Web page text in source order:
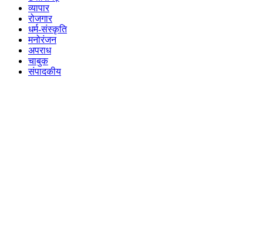
व्यापार
रोजगार
धर्म-संस्कृति
मनोरंजन
अपराध
चाबुक
संपादकीय